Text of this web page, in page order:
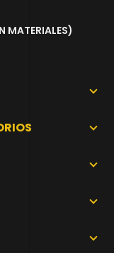
MATERIALES)